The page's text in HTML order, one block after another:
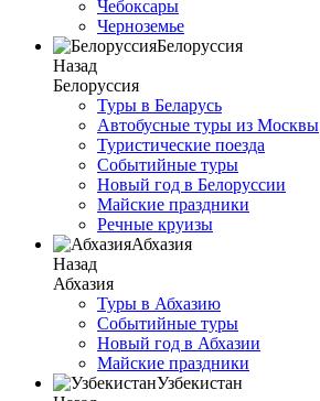
Чебоксары
Черноземье
Белоруссия
Назад
Белоруссия
Туры в Беларусь
Автобусные туры из Москвы
Туристические поезда
Событийные туры
Новый год в Белоруссии
Майские праздники
Речные круизы
Абхазия
Назад
Абхазия
Туры в Абхазию
Событийные туры
Новый год в Абхазии
Майские праздники
Узбекистан